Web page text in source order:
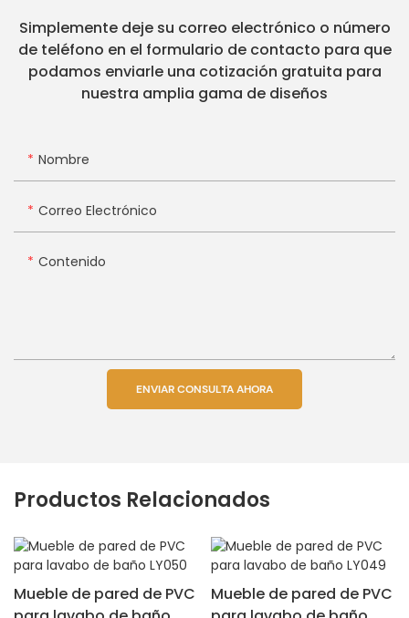
Simplemente deje su correo electrónico o número
de teléfono en el formulario de contacto para que
podamos enviarle una cotización gratuita para
nuestra amplia gama de diseños
Nombre
Correo Electrónico
Contenido
ENVIAR CONSULTA AHORA
Productos Relacionados
Mueble de pared de PVC
Mueble de pared de PVC